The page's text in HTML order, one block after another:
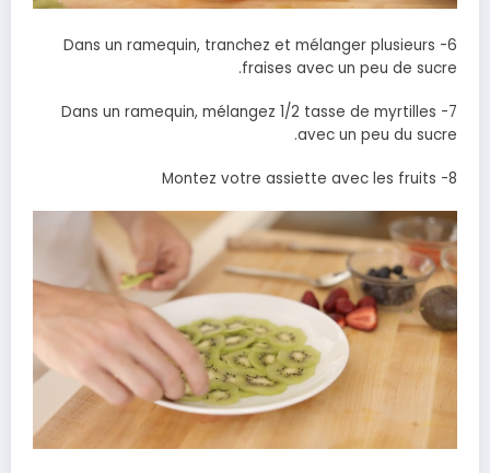
6- Dans un ramequin, tranchez et mélanger plusieurs
fraises avec un peu de sucre.
7- Dans un ramequin, mélangez 1/2 tasse de myrtilles
avec un peu du sucre.
8- Montez votre assiette avec les fruits